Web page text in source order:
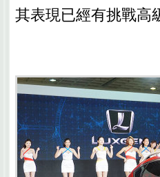
其表現已經有挑戰高